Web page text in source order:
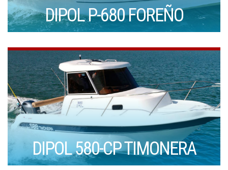
DIPOL P-680 FOREÑO
DIPOL 580-CP TIMONERA